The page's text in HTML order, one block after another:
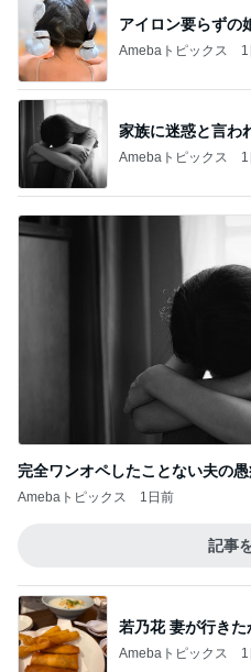
アイロン要らずの
Amebaトピックス
家族に迷惑と言わ
Amebaトピックス
完全ワンオペしたことない夫の
Amebaトピックス 1日前
記事
若乃花 妻が行き
Amebaトピックス